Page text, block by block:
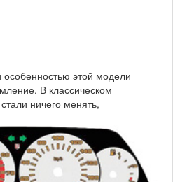
этой модели
В классическом
ничего менять,